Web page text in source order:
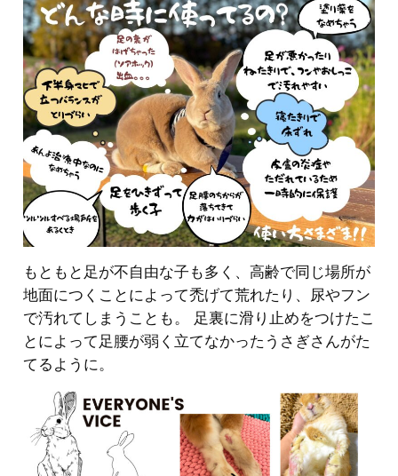
もともと足が不自由な子も多く、高齢で同じ場所が
地面につくことによって禿げて荒れたり、尿やフン
で汚れてしまうことも。 足裏に滑り止めをつけたこ
とによって足腰が弱く立てなかったうさぎさんがた
てるように。